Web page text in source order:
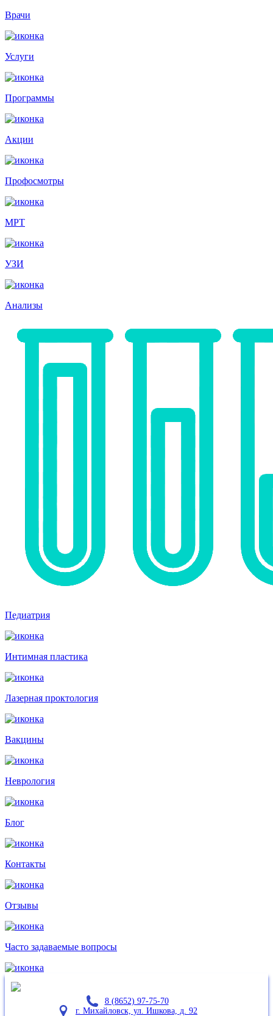
Врачи
Услуги
Программы
Акции
Профосмотры
МРТ
УЗИ
Анализы
Педиатрия
Интимная пластика
Лазерная проктология
Вакцины
Неврология
Блог
Контакты
Отзывы
Часто задаваемые вопросы
8 (8652) 97-75-70
г. Михайловск, ул. Ишкова, д. 92